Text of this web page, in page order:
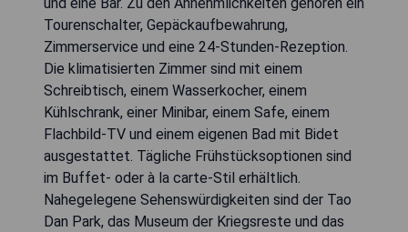
Tourenschalter, Gepäckaufbewahrung,
Zimmerservice und eine 24-Stunden-Rezeption.
Die klimatisierten Zimmer sind mit einem
Schreibtisch, einem Wasserkocher, einem
Kühlschrank, einer Minibar, einem Safe, einem
Flachbild-TV und einem eigenen Bad mit Bidet
ausgestattet. Tägliche Frühstücksoptionen sind
im Buffet- oder à la carte-Stil erhältlich.
Nahegelegene Sehenswürdigkeiten sind der Tao
Dan Park, das Museum der Kriegsreste und das